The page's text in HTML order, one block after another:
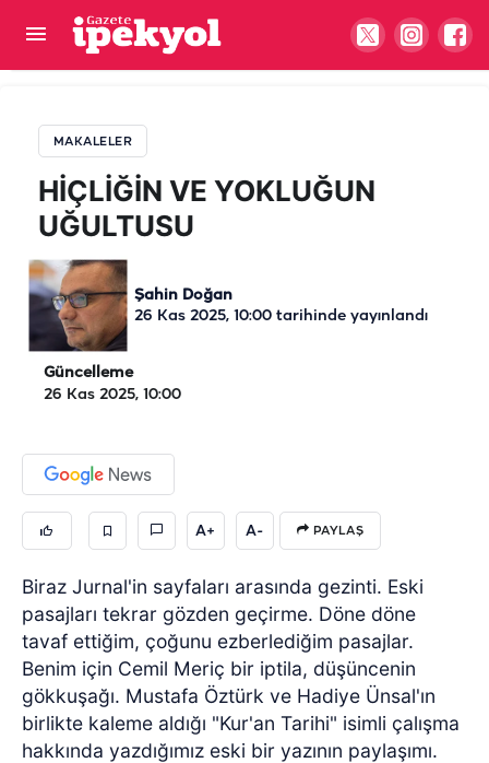
MAKALELER
HİÇLİĞİN VE YOKLUĞUN
UĞULTUSU
Şahin Doğan
26 Kas 2025, 10:00 tarihinde yayınlandı
Güncelleme
26 Kas 2025, 10:00
A+ A- PAYLAŞ
Biraz Jurnal'in sayfaları arasında gezinti. Eski
pasajları tekrar gözden geçirme. Döne döne
tavaf ettiğim, çoğunu ezberlediğim pasajlar.
Benim için Cemil Meriç bir iptila, düşüncenin
gökkuşağı. Mustafa Öztürk ve Hadiye Ünsal'ın
birlikte kaleme aldığı "Kur'an Tarihi" isimli çalışma
hakkında yazdığımız eski bir yazının paylaşımı.
HİÇLİĞİN VE YOKLUĞUN UĞULTUSU